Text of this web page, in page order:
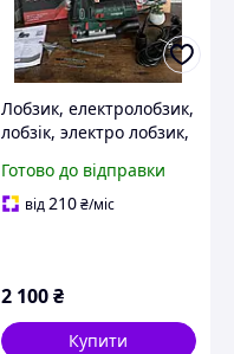
Лобзик, електролобзик,
лобзік, электро лобзик,
Німеччина
Готово до відправки
від210₴/міс
2 100₴
Купити